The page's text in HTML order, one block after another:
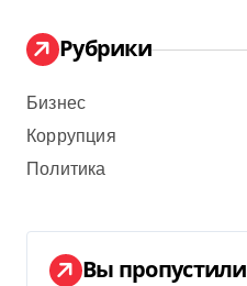
Рубрики
Бизнес
Коррупция
Политика
Вы пропустили